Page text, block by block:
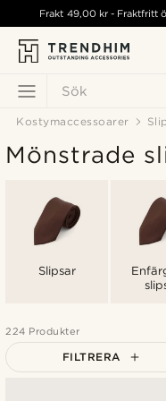
Sök
Frakt 49,00 kr- Fraktfritt
Kostymaccessoarer
Mönstrade
Slipsar
224 Produkter
FILTRERA